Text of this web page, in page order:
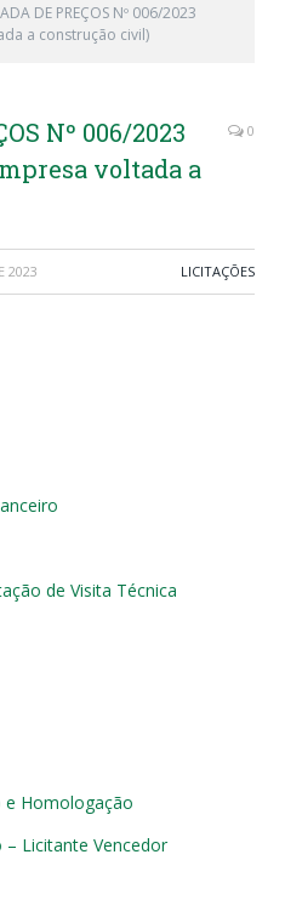
DE PREÇOS Nº 006/2023
a construção civil)
Nº 006/2023
voltada a
0
2023 LICITAÇÕES
de Visita Técnica
e Homologação
– Licitante Vencedor